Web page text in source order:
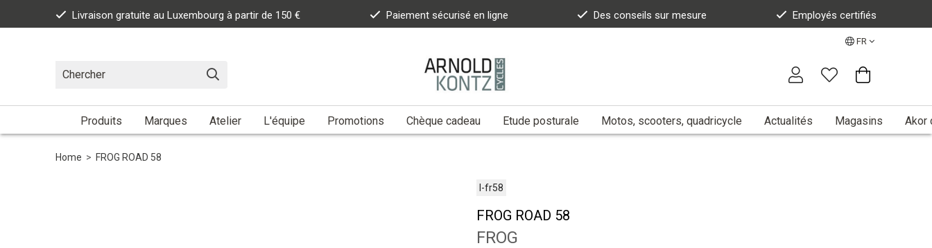
Livraison gratuite au Luxembourg à partir de 150 € Paiement sécurisé en ligne Des conseils sur mesure Employés certifiés
FR
Produits Marques Atelier L'équipe Promotions Chèque cadeau Etude posturale Motos, scooters, quadricycle Actualités Magasins Akor
Home > FROG ROAD 58
l-fr58
FROG ROAD 58
FROG